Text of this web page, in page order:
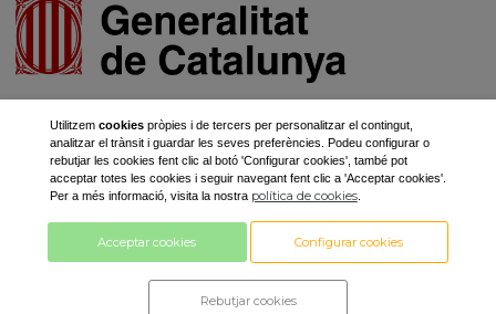
Avís legal y política de privacitat |
Utilitzem cookiespròpies i de tercers per personalitzar el contingut,
analitzar el trànsit i guardar les seves preferències. Podeu configurar o
rebutjar les cookies fent clic al botó 'Configurar cookies', també pot
acceptar totes les cookies i seguir navegant fent clic a 'Acceptar cookies'.
Per a més informació, visita la nostra política de cookies.
Acceptar cookies Configurar cookies
Rebutjar cookies